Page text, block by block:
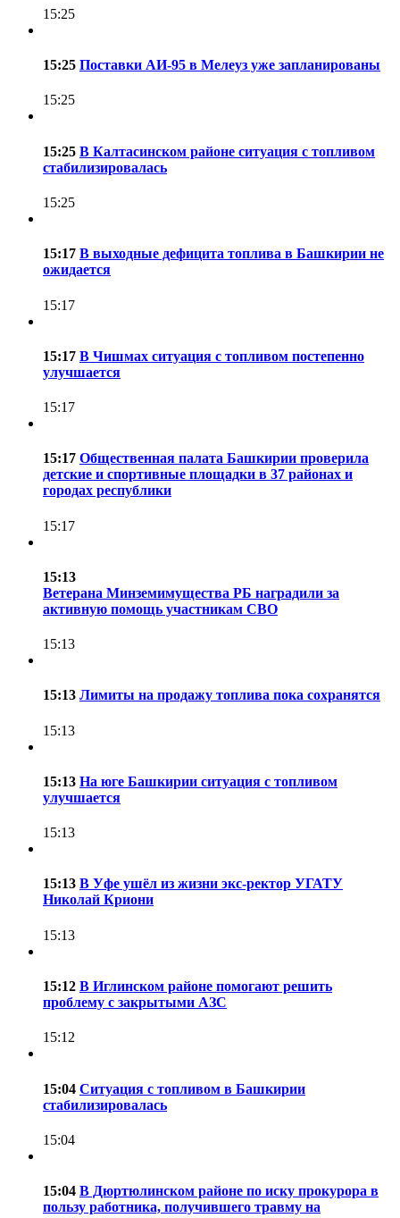
15:25
15:25 Поставки АИ-95 в Мелеуз уже запланированы
15:25
15:25 В Калтасинском районе ситуация с топливом
стабилизировалась
15:25
15:17 В выходные дефицита топлива в Башкирии не
ожидается
15:17
15:17 В Чишмах ситуация с топливом постепенно
улучшается
15:17
15:17 Общественная палата Башкирии проверила
детские и спортивные площадки в 37 районах и
городах республики
15:17
15:13
Ветерана Минземимущества РБ наградили за
активную помощь участникам СВО
15:13
15:13 Лимиты на продажу топлива пока сохранятся
15:13
15:13 На юге Башкирии ситуация с топливом
улучшается
15:13
15:13 В Уфе ушёл из жизни экс-ректор УГАТУ
Николай Криони
15:13
15:12 В Иглинском районе помогают решить
проблему с закрытыми АЗС
15:12
15:04 Ситуация с топливом в Башкирии
стабилизировалась
15:04
15:04 В Дюртюлинском районе по иску прокурора в
пользу работника, получившего травму на